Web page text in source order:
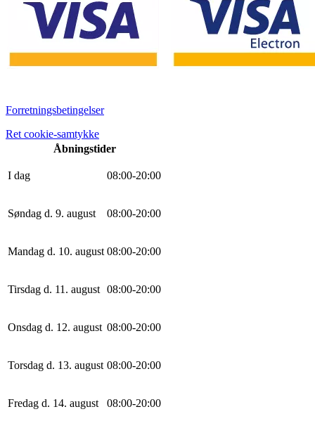
Forretningsbetingelser
Ret cookie-samtykke
Åbningstider
I dag 08:00-20:00
Søndag d. 9. august 08:00-20:00
Mandag d. 10. august 08:00-20:00
Tirsdag d. 11. august 08:00-20:00
Onsdag d. 12. august 08:00-20:00
Torsdag d. 13. august 08:00-20:00
Fredag d. 14. august 08:00-20:00